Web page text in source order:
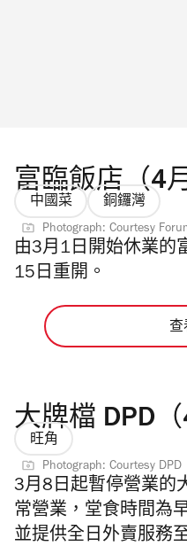
富臨飯店（4
中國菜 銅鑼灣
Photograph: Courtesy
由3月1日開始休業的
15日重開。
查
大牌檔 DPD
旺角
Photograph: Courtesy DPD
3月8日起暫停營業的
常營業，堂食時間為
並提供全日外賣服務